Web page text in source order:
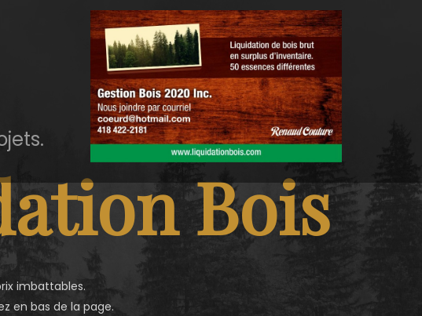
Bois
imbattables.
en bas de la page.